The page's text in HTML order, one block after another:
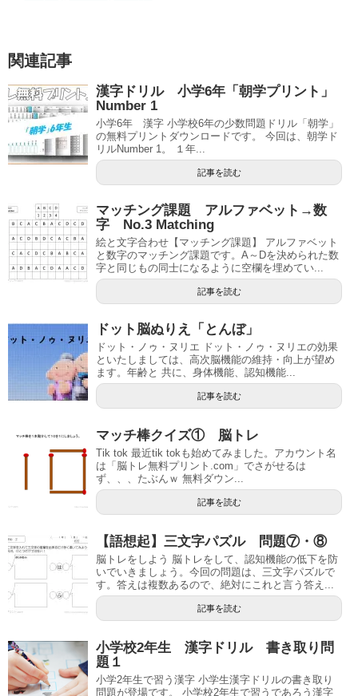
関連記事
漢字ドリル 小学6年「朝学プリント」
Number 1
小学6年 漢字 小学校6年の少数問題ドリル「朝学」
の無料プリントダウンロードです。 今回は、朝学ド
リルNumber 1。 １年...
記事を読む
マッチング課題 アルファベット→数
字 No.3 Matching
絵と文字合わせ【マッチング課題】 アルファベット
と数字のマッチング課題です。A～Dを決められた数
字と同じもの同士になるように空欄を埋めてい...
記事を読む
ドット脳ぬりえ「とんぼ」
ドット・ノゥ・ヌリエ ドット・ノゥ・ヌリエの効果
といたしましては、高次脳機能の維持・向上が望め
ます。年齢と 共に、身体機能、認知機能...
記事を読む
マッチ棒クイズ① 脳トレ
Tik tok 最近tik tokも始めてみました。アカウント名
は「脳トレ無料プリント.com」でさがせるは
ず、、、たぶんｗ 無料ダウン...
記事を読む
【語想起】三文字パズル 問題⑦・⑧
脳トレをしよう 脳トレをして、認知機能の低下を防
いでいきましょう。今回の問題は、三文字パズルで
す。答えは複数あるので、絶対にこれと言う答え...
記事を読む
小学校2年生 漢字ドリル 書き取り問
題１
小学2年生で習う漢字 小学生漢字ドリルの書き取り
問題が登場です。 小学校2年生で習うであろう漢字